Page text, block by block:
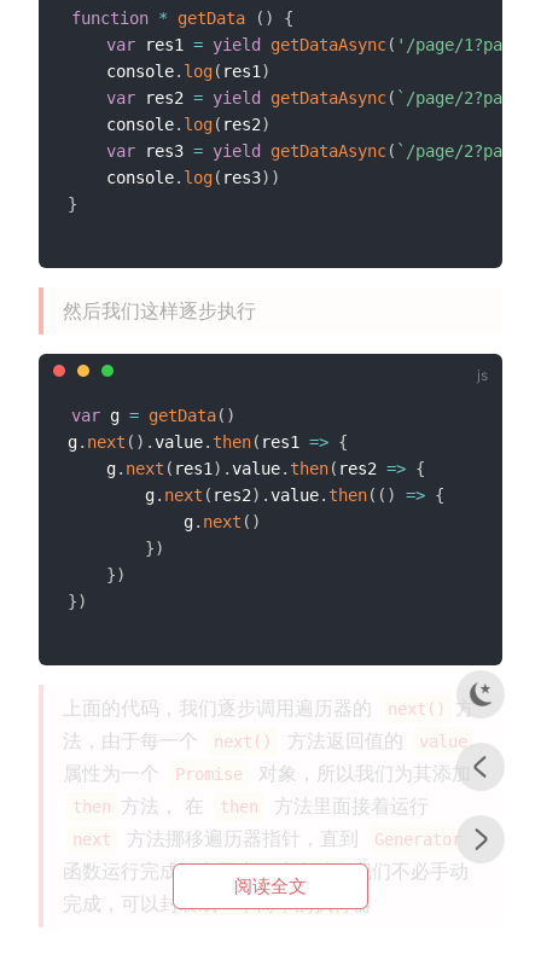
function * getData ( )
{
var res1 = yield getDataAsync( '/page/
    console
. log( res1)
var res2 = yield getDataAsync( ` /page/2?param=
    console
. log( res2)
var res3 = yield getDataAsync( ` /page/2?param=
    console
. log( res3) )
}
然后我们这样逐步执行
var g = getData( )
g. next ( ) .value. then( res1 => {
    g
. next ( res1) .value. then( res2 => {
        g
. next ( res2) .value. then( ( ) => {
            g
. next ( )
})
})
})
上面的代码，我们逐步调用遍历器的 next()
方
法，由于每一个
next() 方法返回值的 value
属性为一个 Promise 对象，所以我们为其添加
then 方法， 在 then 方法里面接着运行
next 方法挪移遍历器指针，直到 Generator
函数运行完成，实际上，这个过程我们不必手动
完成，可以封装成一个简单的执行器
阅读全文